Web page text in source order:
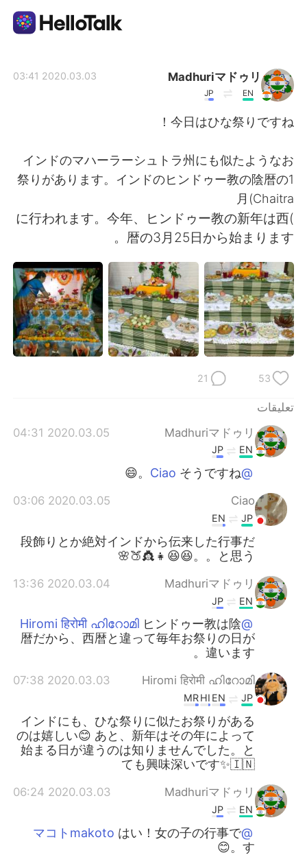
Español
Français Deutsch
日本語 한국어
Русский ไทย
Madhuriマドゥリ
EN
JP
2020.03.03 03:41
今日はひな祭りですね！
インドのマハーラーシュトラ州にも似たようなお
祭りがあります。インドのヒンドゥー教の陰暦の1
月(Chaitra
)に行われます。今年、ヒンドゥー教の新年は西
暦の3月25日から始まります。
53
21
تعليقات
Madhuriマドゥリ
2020.03.05 04:31
EN
JP
@Ciao
そうですね。😄
Ciao
2020.03.05 03:06
JP
EN
段飾りとか絶対インドから伝来した行事だ
と思う。。😆😆👧👸🍑🌸
Madhuriマドゥリ
2020.03.04 13:36
EN
JP
@Hiromi हिरोमी ഹിറോമി
ヒンドゥー教は陰
暦だから、西暦と違って毎年お祭りの日が
違います。
Hiromi हिरोमी ഹിറോമി
2020.03.03 07:38
JP
EN
HI
MR
インドにも、ひな祭りに似たお祭りがある
のは嬉しい😊 あと、新年はその年によって
始まる日が違うのは知りませんでした。と
ても興味深いです✨🇮🇳
Madhuriマドゥリ
2020.03.03 06:24
EN
JP
@マコトmakoto
はい！女の子の行事で
す。😊